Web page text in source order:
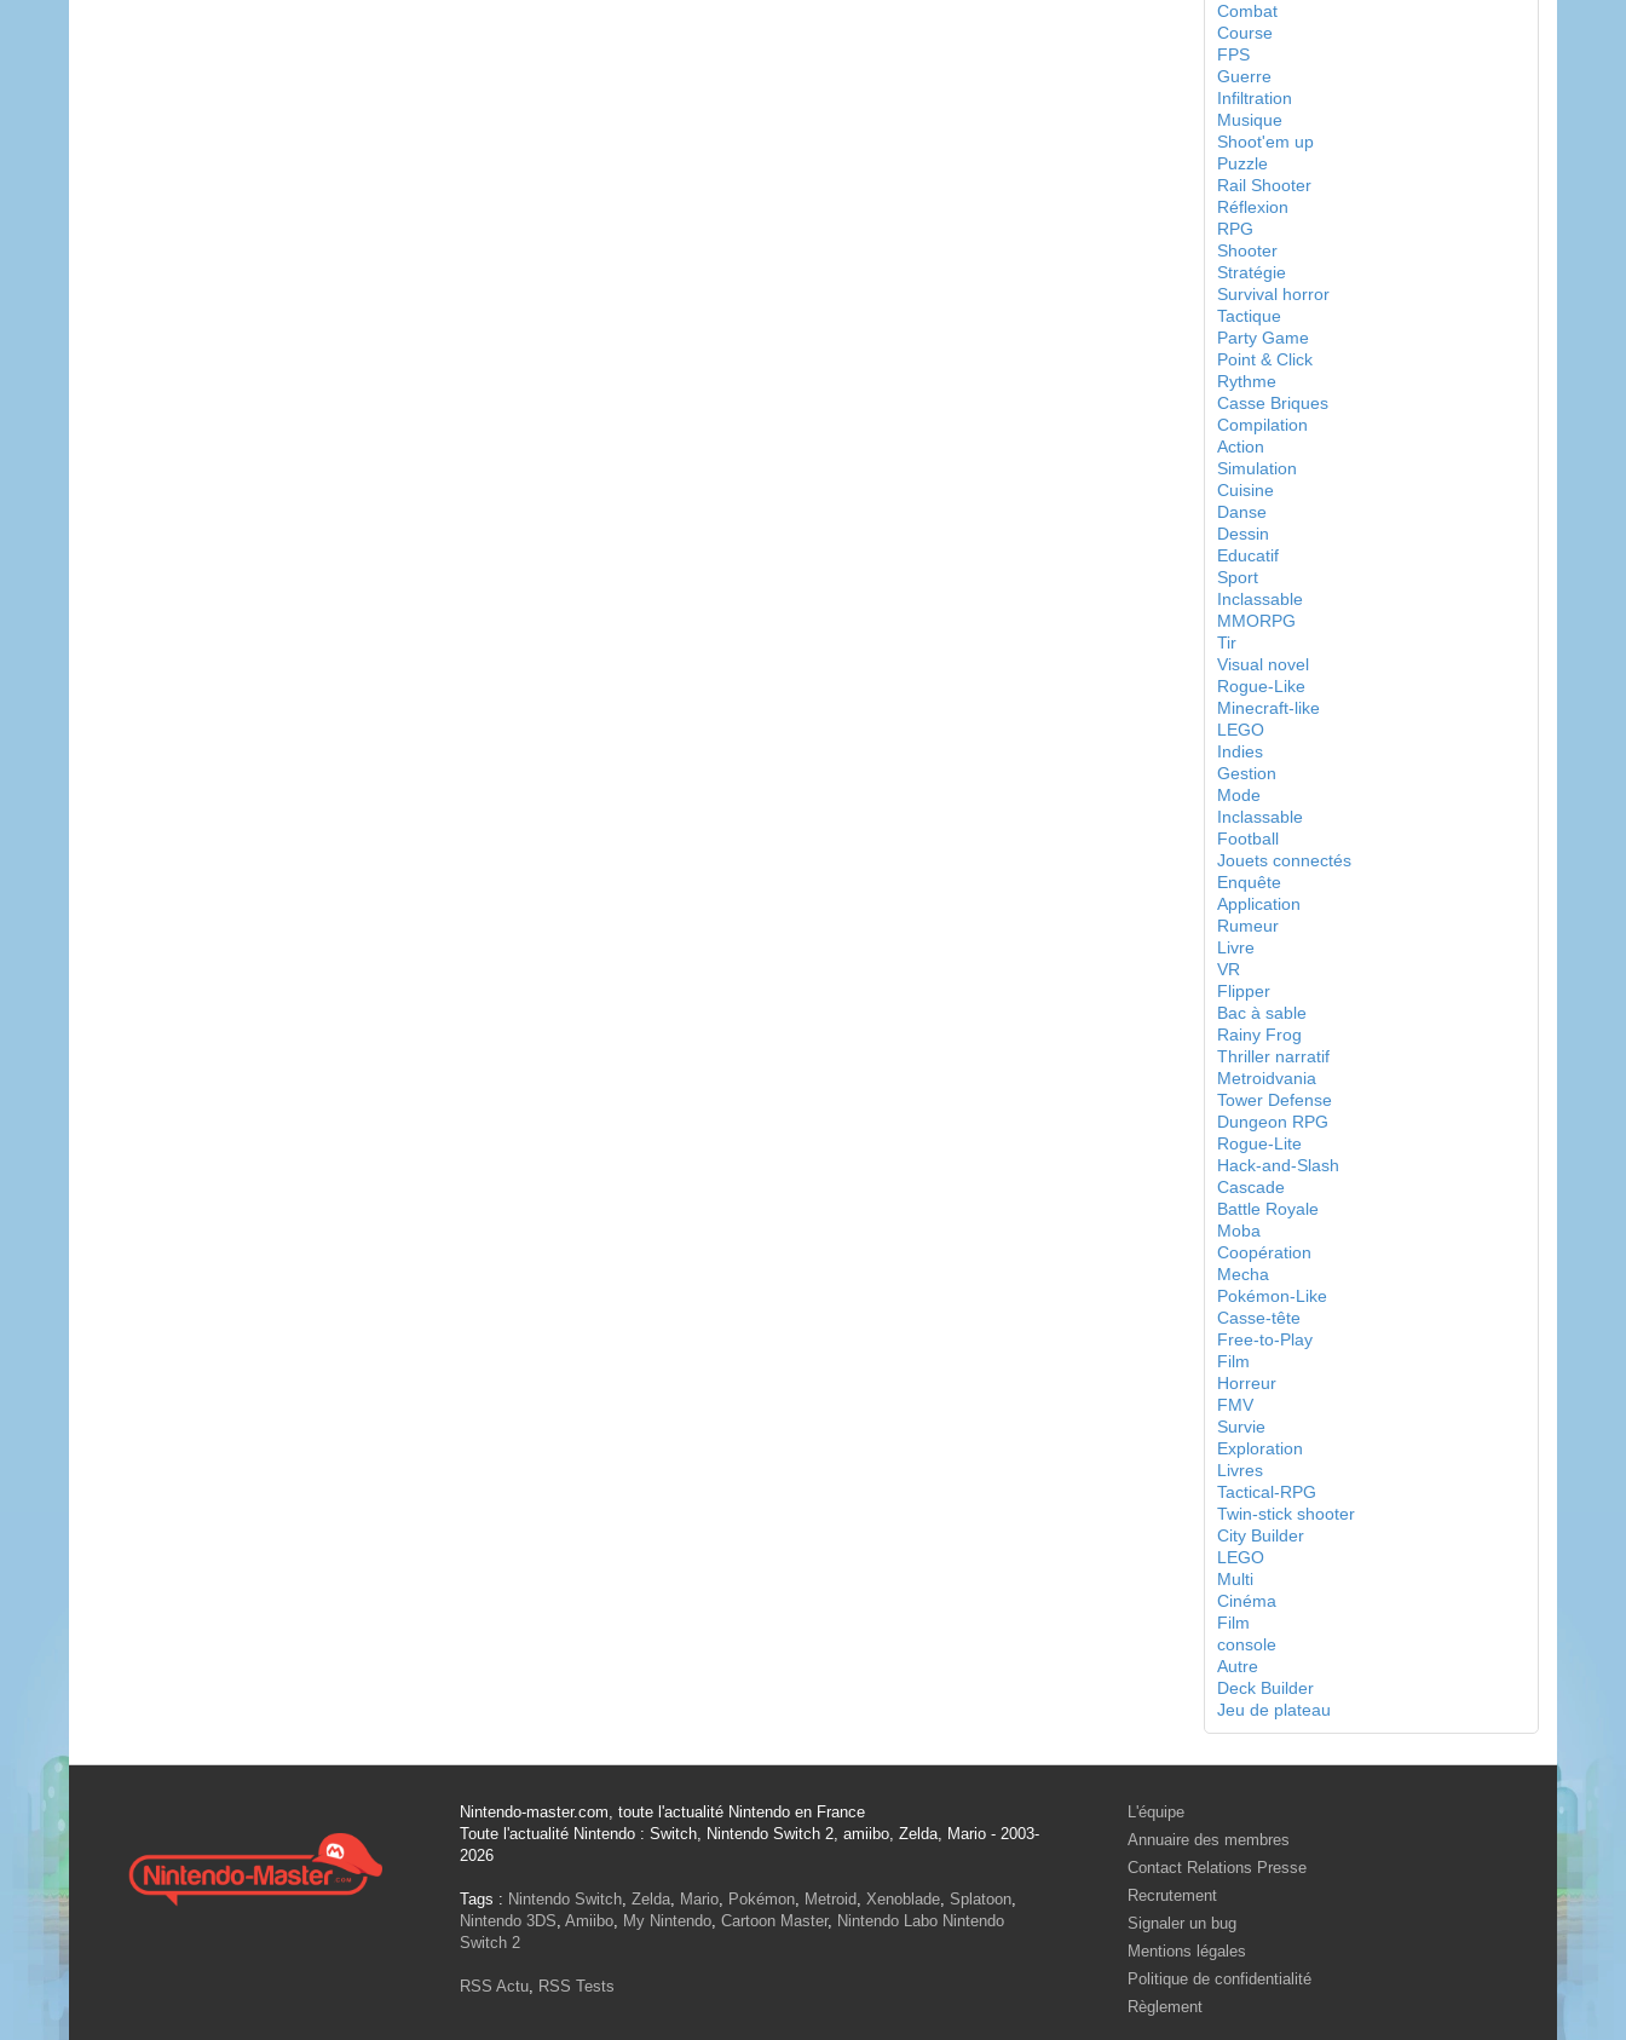
Combat
Course
FPS
Guerre
Infiltration
Musique
Shoot'em up
Puzzle
Rail Shooter
Réflexion
RPG
Shooter
Stratégie
Survival horror
Tactique
Party Game
Point & Click
Rythme
Casse Briques
Compilation
Action
Simulation
Cuisine
Danse
Dessin
Educatif
Sport
Inclassable
MMORPG
Tir
Visual novel
Rogue-Like
Minecraft-like
LEGO
Indies
Gestion
Mode
Inclassable
Football
Jouets connectés
Enquête
Application
Rumeur
Livre
VR
Flipper
Bac à sable
Rainy Frog
Thriller narratif
Metroidvania
Tower Defense
Dungeon RPG
Rogue-Lite
Hack-and-Slash
Cascade
Battle Royale
Moba
Coopération
Mecha
Pokémon-Like
Casse-tête
Free-to-Play
Film
Horreur
FMV
Survie
Exploration
Livres
Tactical-RPG
Twin-stick shooter
City Builder
LEGO
Multi
Cinéma
Film
console
Autre
Deck Builder
Jeu de plateau
Nintendo-master.com, toute l'actualité Nintendo en France
Toute l'actualité Nintendo : Switch, Nintendo Switch 2, amiibo, Zelda, Mario - 2003-
2026
Tags : Nintendo Switch, Zelda, Mario, Pokémon, Metroid, Xenoblade, Splatoon,
Nintendo 3DS, Amiibo, My Nintendo, Cartoon Master, Nintendo Labo Nintendo
Switch 2
RSS Actu, RSS Tests
L'équipe
Annuaire des membres
Contact Relations Presse
Recrutement
Signaler un bug
Mentions légales
Politique de confidentialité
Règlement